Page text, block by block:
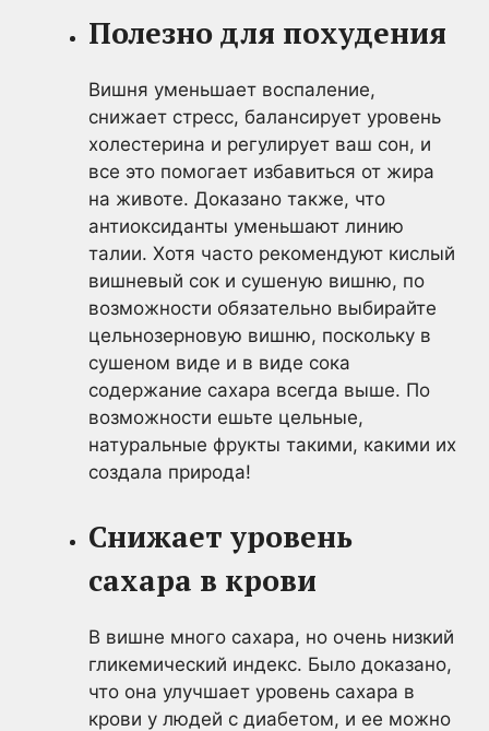
Полезно для похудения
Вишня уменьшает воспаление,
снижает стресс, балансирует уровень
холестерина и регулирует ваш сон, и
все это помогает избавиться от жира
на животе. Доказано также, что
антиоксиданты уменьшают линию
талии. Хотя часто рекомендуют кислый
вишневый сок и сушеную вишню, по
возможности обязательно выбирайте
цельнозерновую вишню, поскольку в
сушеном виде и в виде сока
содержание сахара всегда выше. По
возможности ешьте цельные,
натуральные фрукты такими, какими их
создала природа!
Снижает уровень
сахара в крови
В вишне много сахара, но очень низкий
гликемический индекс. Было доказано,
что она улучшает уровень сахара в
крови у людей с диабетом, и ее можно